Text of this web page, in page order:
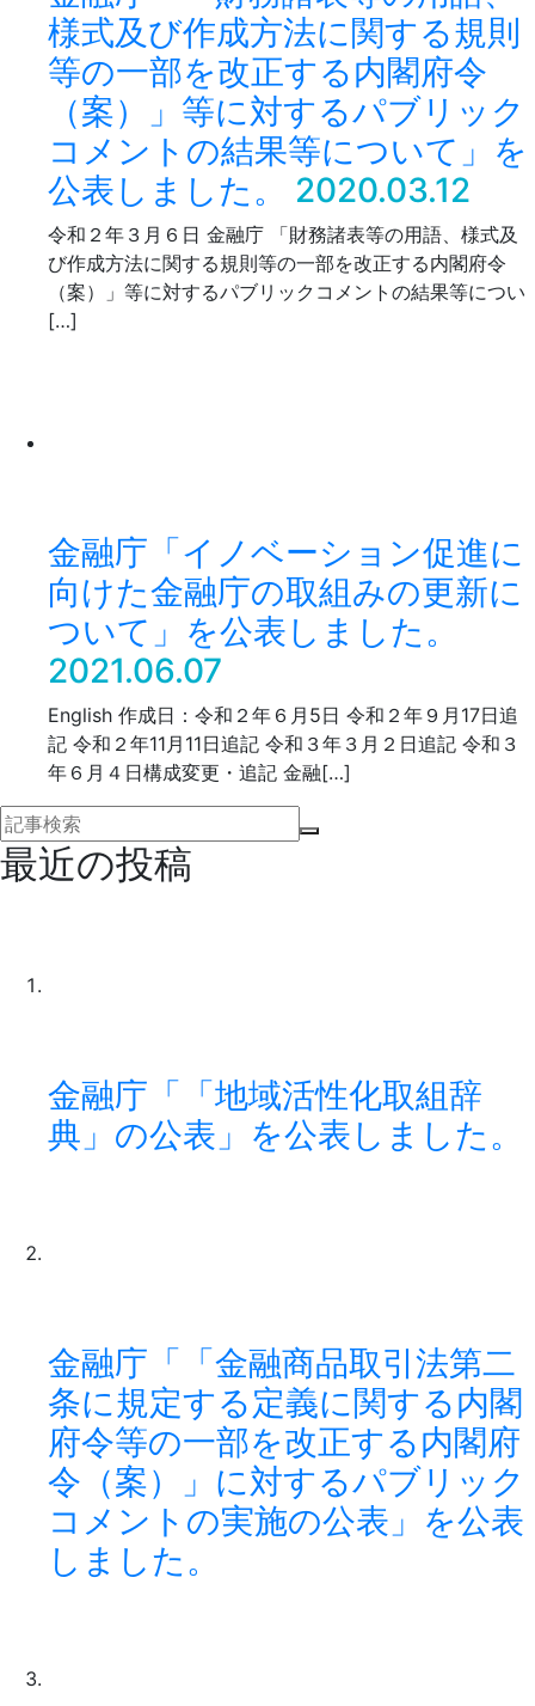
様式及び作成方法に関する規則
等の一部を改正する内閣府令
（案）」等に対するパブリック
コメントの結果等について」を
公表しました。
2020.03.12
令和２年３月６日 金融庁 「財務諸表等の用語、様式及
び作成方法に関する規則等の一部を改正する内閣府令
（案）」等に対するパブリックコメントの結果等につい
[…]
金融庁「イノベーション促進に
向けた金融庁の取組みの更新に
ついて」を公表しました。
2021.06.07
English 作成日：令和２年６月5日 令和２年９月17日追
記 令和２年11月11日追記 令和３年３月２日追記 令和３
年６月４日構成変更・追記 金融[…]
最近の投稿
金融庁「「地域活性化取組辞
典」の公表」を公表しました。
金融庁「「金融商品取引法第二
条に規定する定義に関する内閣
府令等の一部を改正する内閣府
令（案）」に対するパブリック
コメントの実施の公表」を公表
しました。